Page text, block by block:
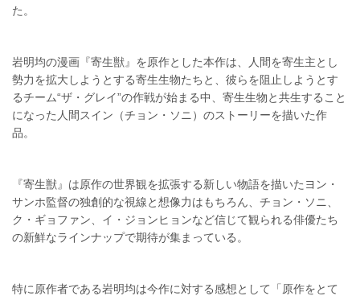
た。
岩明均の漫画『寄生獣』を原作とした本作は、人間を寄生主とし
勢力を拡大しようとする寄生生物たちと、彼らを阻止しようとす
るチーム“ザ・グレイ”の作戦が始まる中、寄生生物と共生すること
になった人間スイン（チョン・ソニ）のストーリーを描いた作
品。
『寄生獣』は原作の世界観を拡張する新しい物語を描いたヨン・
サンホ監督の独創的な視線と想像力はもちろん、チョン・ソニ、
ク・ギョファン、イ・ジョンヒョンなど信じて観られる俳優たち
の新鮮なラインナップで期待が集まっている。
特に原作者である岩明均は今作に対する感想として「原作をとて